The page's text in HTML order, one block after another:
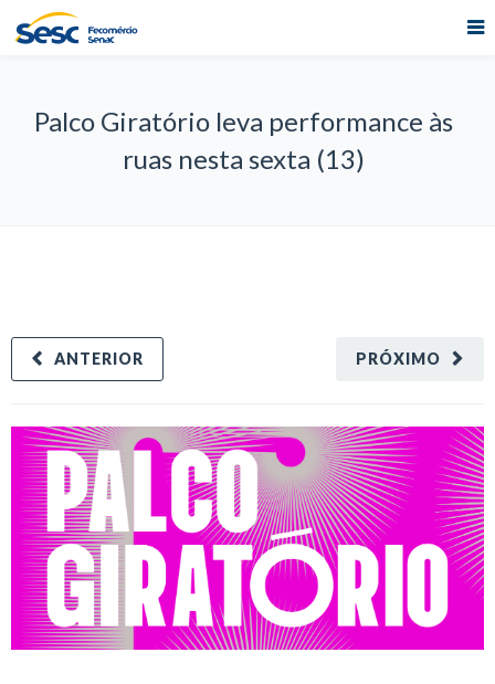
Palco Giratório leva performance às
ruas nesta sexta (13)
PRÓXIMO
ANTERIOR